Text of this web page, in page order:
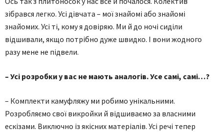
зібрався легко. Усі дівчата – мої знайомі або знайомі
знайомих. Усі ті, кому я довіряю. Ми й до ночі сиділи
відшивали, якщо потрібно дуже швидко. І вони жодного
разу мене не підвели.
– Усі розробки у вас не мають аналогів. Усе самі, самі…?
– Комплекти камуфляжу ми робимо унікальними.
Розробляємо свої викройки й відшиваємо за власними
ескізами. Виключно із якісних матеріалів. Усі речі тепер